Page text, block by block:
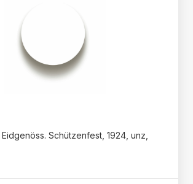
Schützenfest, 1924, unz,